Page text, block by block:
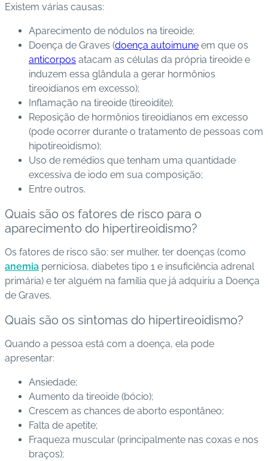
B
ai
x
e
o
A
P
P
Existem várias causas:
Aparecimento de nódulos na tireoide;
Doença de Graves (doença autoimune em que os
anticorpos atacam as células da própria tireoide e
induzem essa glândula a gerar hormônios
tireoidianos em excesso);
Inflamação na tireoide (tireoidite);
Reposição de hormônios tireoidianos em excesso
(pode ocorrer durante o tratamento de pessoas com
hipotireoidismo);
Uso de remédios que tenham uma quantidade
excessiva de iodo em sua composição;
Entre outros.
Quais são os fatores de risco para o
aparecimento do hipertireoidismo?
Os fatores de risco são: ser mulher, ter doenças (como
anemia perniciosa, diabetes tipo 1 e insuficiência adrenal
primária) e ter alguém na família que já adquiriu a Doença
de Graves.
Quais são os sintomas do hipertireoidismo?
Quando a pessoa está com a doença, ela pode
apresentar:
Ansiedade;
Aumento da tireoide (bócio);
Crescem as chances de aborto espontâneo;
Falta de apetite;
Fraqueza muscular (principalmente nas coxas e nos
braços);